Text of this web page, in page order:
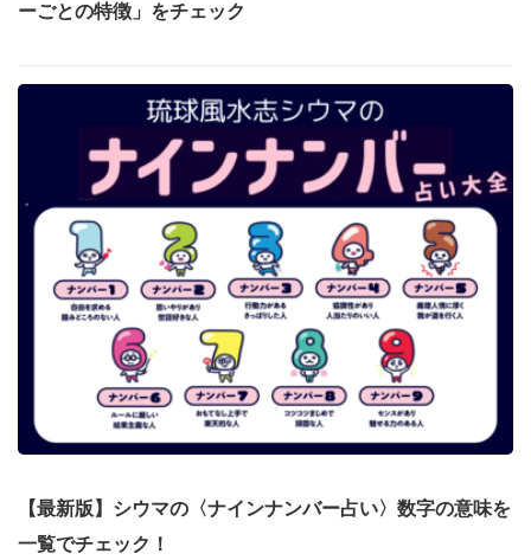
ーごとの特徴」をチェック
【最新版】シウマの〈ナインナンバー占い〉数字の意味を
一覧でチェック！